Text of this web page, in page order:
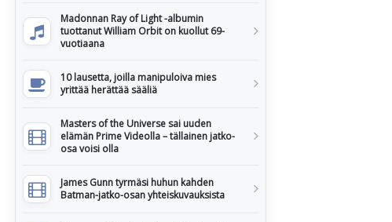
Madonnan Ray of Light -albumin
tuottanut William Orbit on kuollut 69-
vuotiaana
10 lausetta, joilla manipuloiva mies
yrittää herättää sääliä
Masters of the Universe sai uuden
elämän Prime Videolla – tällainen jatko-
osa voisi olla
James Gunn tyrmäsi huhun kahden
Batman-jatko-osan yhteiskuvauksista